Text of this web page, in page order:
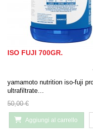
ISO FUJI 700GR.
yamamoto nutrition iso-fuji
ultrafiltrate…
50,00 €
Aggiungi al carrello